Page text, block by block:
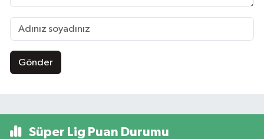
Gönder
Süper Lig Puan Durumu